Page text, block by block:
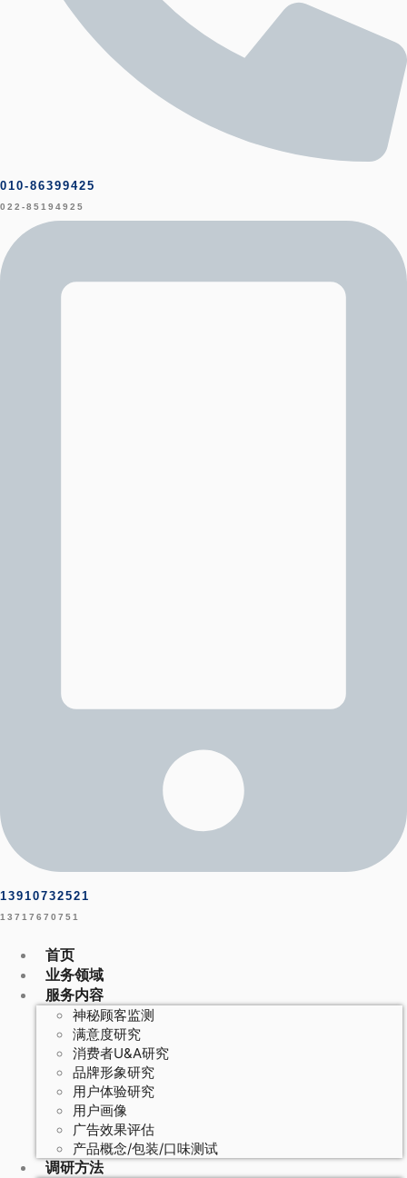
010-86399425
022-85194925
13910732521
13717670751
首页
业务领域
服务内容
神秘顾客监测
满意度研究
消费者U&A研究
品牌形象研究
用户体验研究
用户画像
广告效果评估
产品概念/包装/口味测试
调研方法